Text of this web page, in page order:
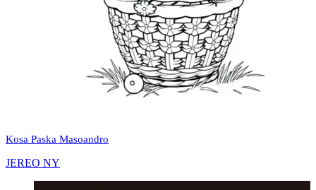
Kosa Paska Masoandro
JEREO NY